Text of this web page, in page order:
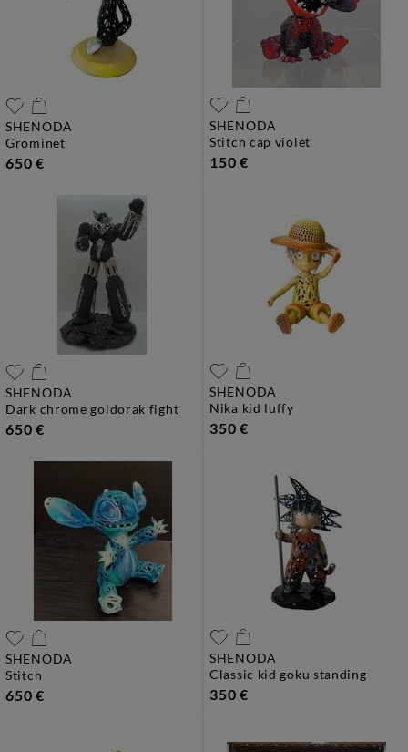
SHENODA
grominet
650 €
SHENODA
stitch cap violet
150 €
SHENODA
dark chrome goldorak fight
650 €
SHENODA
nika kid luffy
350 €
SHENODA
stitch
650 €
SHENODA
classic kid goku standing
350 €